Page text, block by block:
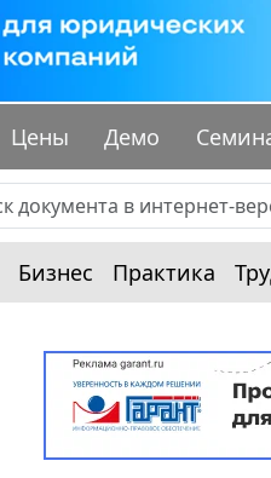
Цены Демо
Бизнес Практика